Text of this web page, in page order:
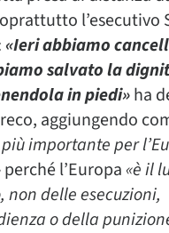
l’esecutivo
«Ieri abbiamo
salvato la
in piedi»ha
aggiungendo
importante per
perché l’Europa «è il
non delle esecuzioni,
o della